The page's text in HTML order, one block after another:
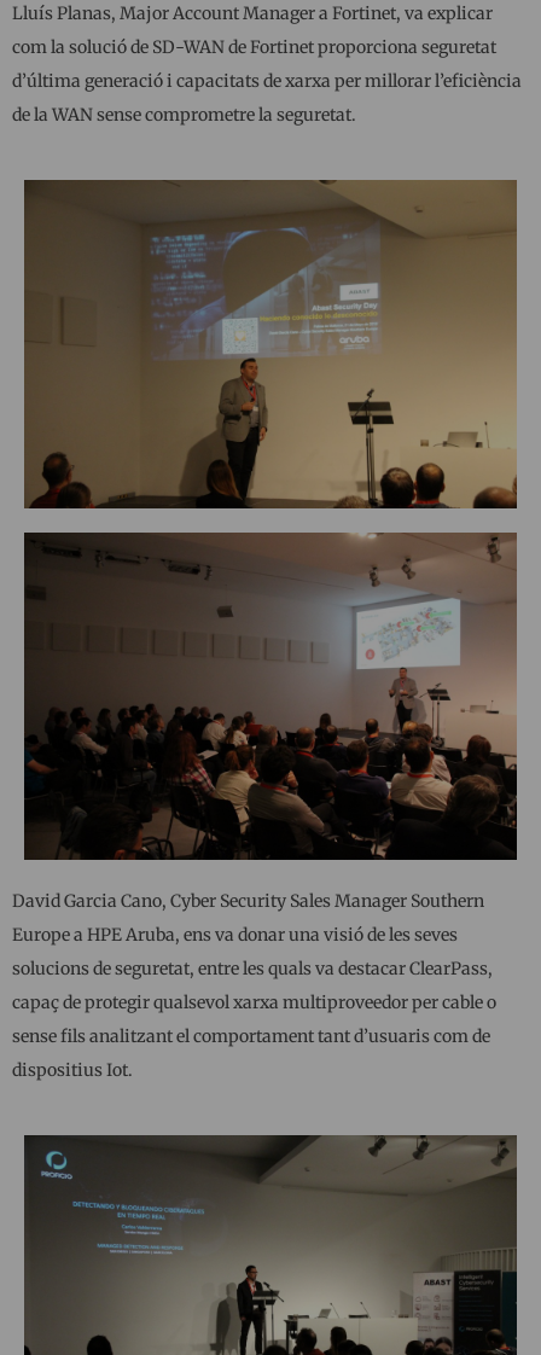
Lluís Planas, Major Account Manager a Fortinet, va explicar
com la solució de SD-WAN de Fortinet proporciona seguretat
d’última generació i capacitats de xarxa per millorar l’eficiència
de la WAN sense comprometre la seguretat.
David Garcia Cano, Cyber ​​Security Sales Manager Southern
Europe a HPE Aruba, ens va donar una visió de les seves
solucions de seguretat, entre les quals va destacar ClearPass,
capaç de protegir qualsevol xarxa multiproveedor per cable o
sense fils analitzant el comportament tant d’usuaris com de
dispositius Iot.